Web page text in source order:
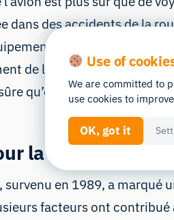
dans des accidents de la
embarqués
de la recherche sur les
qu’elle l’est aujourd’hui.
la sécurité
survenu en 1989, a
facteurs ont contribué
Use of
We are committed to
use cookies to
OK, got it